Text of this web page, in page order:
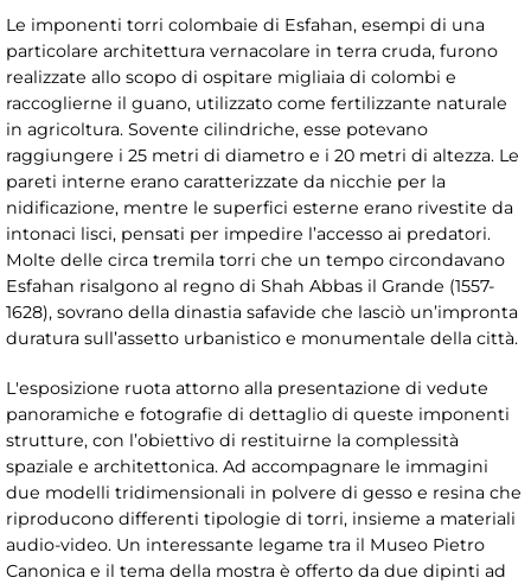
Le imponenti torri colombaie di Esfahan, esempi di una
particolare architettura vernacolare in terra cruda, furono
realizzate allo scopo di ospitare migliaia di colombi e
raccoglierne il guano, utilizzato come fertilizzante naturale
in agricoltura. Sovente cilindriche, esse potevano
raggiungere i 25 metri di diametro e i 20 metri di altezza. Le
pareti interne erano caratterizzate da nicchie per la
nidificazione, mentre le superfici esterne erano rivestite da
intonaci lisci, pensati per impedire l’accesso ai predatori.
Molte delle circa tremila torri che un tempo circondavano
Esfahan risalgono al regno di Shah Abbas il Grande (1557-
1628), sovrano della dinastia safavide che lasciò un’impronta
duratura sull’assetto urbanistico e monumentale della città.
L'esposizione ruota attorno alla presentazione di vedute
panoramiche e fotografie di dettaglio di queste imponenti
strutture, con l’obiettivo di restituirne la complessità
spaziale e architettonica. Ad accompagnare le immagini
due modelli tridimensionali in polvere di gesso e resina che
riproducono differenti tipologie di torri, insieme a materiali
audio-video. Un interessante legame tra il Museo Pietro
Canonica e il tema della mostra è offerto da due dipinti ad